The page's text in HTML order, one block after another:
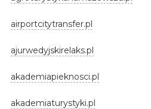
airportcitytransfer.pl
ajurwedyjskirelaks.pl
akademiapieknosci.pl
akademiaturystyki.pl